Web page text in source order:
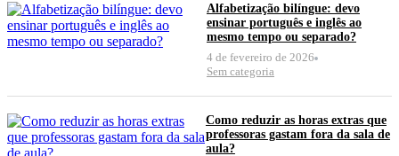
Alfabetização bilíngue: devo
ensinar português e inglês ao
mesmo tempo ou separado?
4 de fevereiro de 2026
Sem categoria
Como reduzir as horas extras que
professoras gastam fora da sala de
aula?